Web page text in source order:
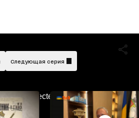
Следующая серия